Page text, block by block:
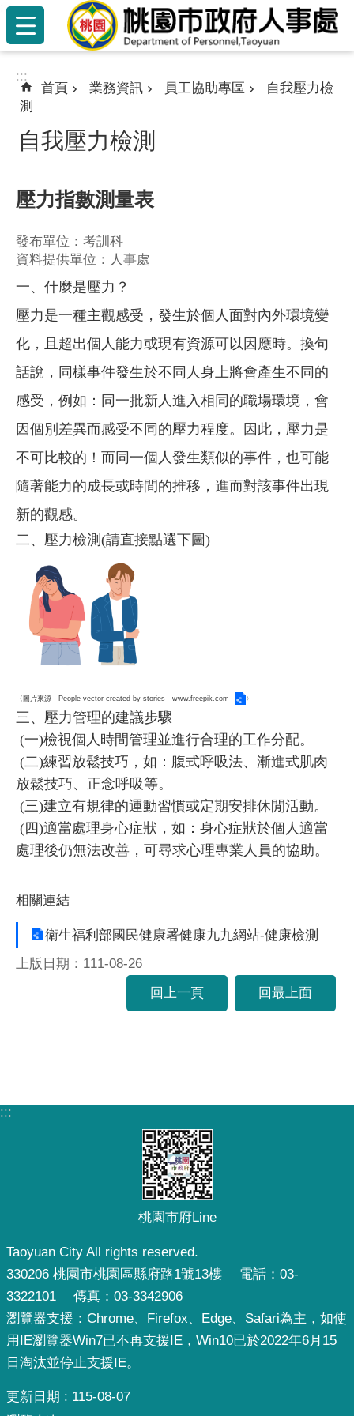
跳到主要內容區塊
:::
:::
首頁 業務資訊 員工協助專區
自我壓力檢
測
自我壓力檢測
壓力指數測量表
發布單位：考訓科
資料提供單位：人事處
一、什麼是壓力？
壓力是一種主觀感受，發生於個人面對內外環境變
化，且超出個人能力或現有資源可以因應時。換句
話說，同樣事件發生於不同人身上將會產生不同的
感受，例如：同一批新人進入相同的職場環境，會
因個別差異而感受不同的壓力程度。因此，壓力是
不可比較的！而同一個人發生類似的事件，也可能
隨著能力的成長或時間的推移，進而對該事件出現
新的觀感。
二、壓力檢測(請直接點選下圖)
〈圖片來源： People vector created by stories - www.freepik.com 〉
三、壓力管理的建議步驟
(一)檢視個人時間管理並進行合理的工作分配。
(二)練習放鬆技巧，如：腹式呼吸法、漸進式肌肉
放鬆技巧、正念呼吸等。
(三)建立有規律的運動習慣或定期安排休閒活動。
(四)適當處理身心症狀，如：身心症狀於個人適當
處理後仍無法改善，可尋求心理專業人員的協助。
相關連結
衛生福利部國民健康署健康九九網站-健康檢測
上版日期：111-08-26
回上一頁
回最上面
:::
桃園市府Line
Taoyuan City All rights reserved.
330206 桃園市桃園區縣府路1號13樓 電話：03-
3322101 傳真：03-3342906
瀏覽器支援：Chrome、Firefox、Edge、Safari為主，如使
用IE瀏覽器Win7已不再支援IE，Win10已於2022年6月15
日淘汰並停止支援IE。
更新日期
115-08-07